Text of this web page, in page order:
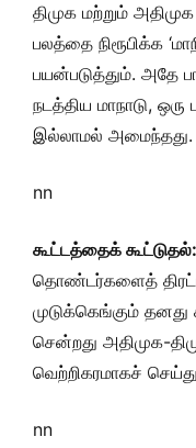
திமுக மற்றும்
பலத்தை நிரூபிக்க
பயன்படுத்தும். அதே
நடத்திய மாநாடு, ஒரு
இல்லாமல் அமைந்தது.
nn
கூட்டத்தைக் கூட்டுதல்:
தொண்டர்களைத்
முடுக்கெங்கும்
சென்றது அதிமுக-
வெற்றிகரமாகச்
nn